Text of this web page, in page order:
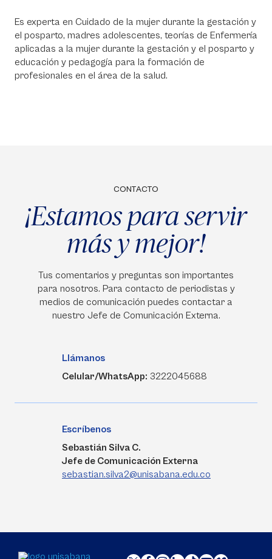
Es experta en Cuidado de la mujer durante la gestación y
el posparto, madres adolescentes, teorías de Enfermería
aplicadas a la mujer durante la gestación y el posparto y
educación y pedagogía para la formación de
profesionales en el área de la salud.
CONTACTO
¡Estamos para servir
más y mejor!
Tus comentarios y preguntas son importantes
para nosotros. Para contacto de periodistas y
medios de comunicación puedes contactar a
nuestro Jefe de Comunicación Externa.
Llámanos
Celular/WhatsApp: 3222045688
Escríbenos
Sebastián Silva C.
Jefe de Comunicación Externa
sebastian.silva2@unisabana.edu.co